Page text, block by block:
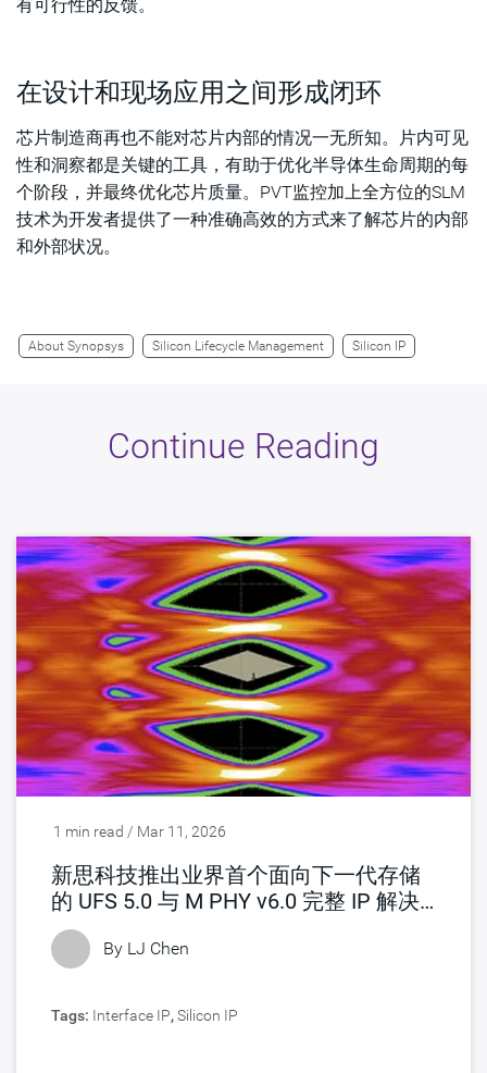
有可行性的反馈。
在设计和现场应用之间形成闭环
芯片制造商再也不能对芯片内部的情况一无所知。片内可见
性和洞察都是关键的工具，有助于优化半导体生命周期的每
个阶段，并最终优化芯片质量。PVT监控加上全方位的SLM
技术为开发者提供了一种准确高效的方式来了解芯片的内部
和外部状况。
About Synopsys Silicon Lifecycle Management Silicon IP
Continue Reading
1 min read / Mar 11, 2026
新思科技推出业界首个面向下一代存储
的 UFS 5.0 与 M PHY v6.0 完整 IP 解决
方案
By LJ Chen
Tags: Interface IP,Silicon IP